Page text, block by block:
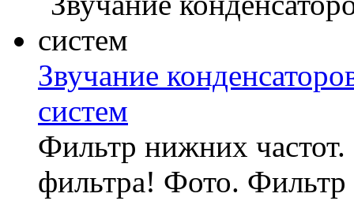
Звучание
систем
Фильтр нижних
фильтра! Фото. Фильтр